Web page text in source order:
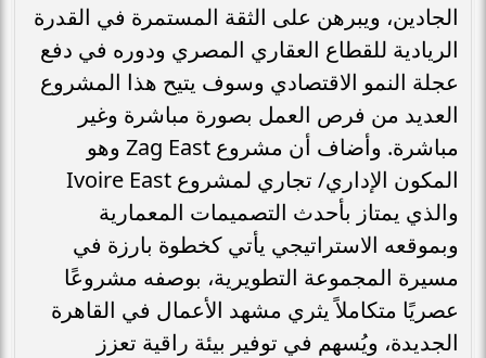
الجادين، ويبرهن على الثقة المستمرة في القدرة
الريادية للقطاع العقاري المصري ودوره في دفع
عجلة النمو الاقتصادي وسوف يتيح هذا المشروع
العديد من فرص العمل بصورة مباشرة وغير
مباشرة. وأضاف أن مشروع Zag East وهو
المكون الإداري/ تجاري لمشروع Ivoire East
والذي يمتاز بأحدث التصميمات المعمارية
وبموقعه الاستراتيجي يأتي كخطوة بارزة في
مسيرة المجموعة التطويرية، بوصفه مشروعًا
عصريًا متكاملاً يثري مشهد الأعمال في القاهرة
الجديدة، ويُسهم في توفير بيئة راقية تعزز